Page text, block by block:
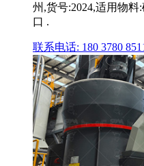
州,货号:2024,适用物料
口 .
联系电话: 180 3780